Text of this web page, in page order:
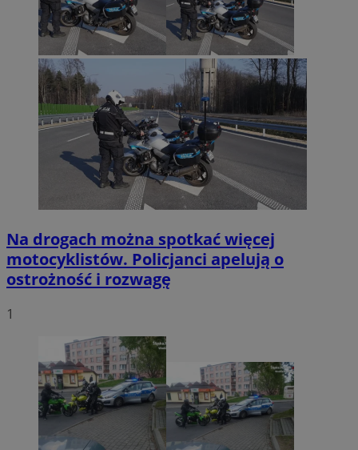
Na drogach można spotkać więcej
motocyklistów. Policjanci apelują o
ostrożność i rozwagę
1